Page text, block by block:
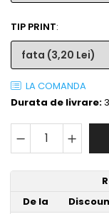
TIP PRINT:
LA COMANDA
Durata de livrare:
De la